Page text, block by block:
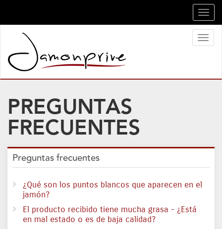
PREGUNTAS
FRECUENTES
Preguntas frecuentes
¿Qué son los puntos blancos que aparecen en el
jamón?
El producto recibido tiene mucha grasa - ¿Está
en mal estado o es de baja calidad?